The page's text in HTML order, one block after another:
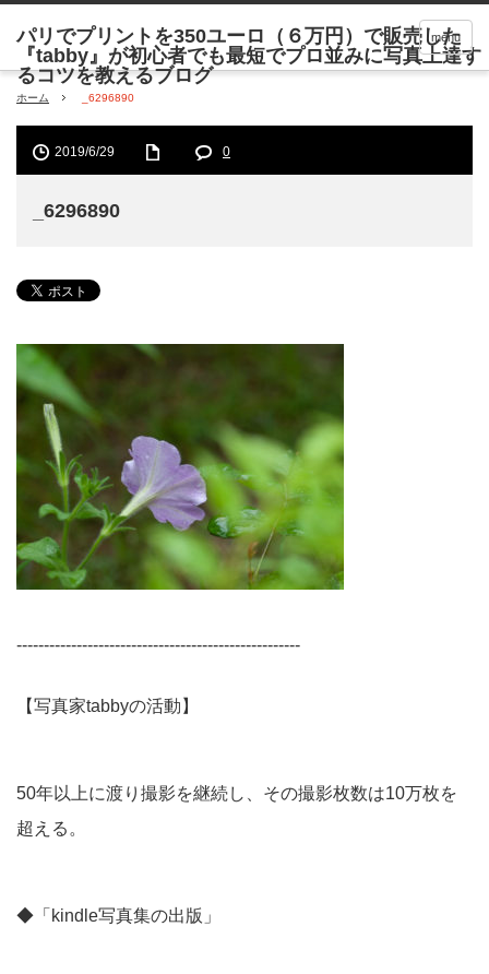
menu
ホーム _6296890
2019/6/29 0
_6296890
----------------------------------------------------
【写真家tabbyの活動】
50年以上に渡り撮影を継続し、その撮影枚数は10万枚を
超える。
◆「kindle写真集の出版」